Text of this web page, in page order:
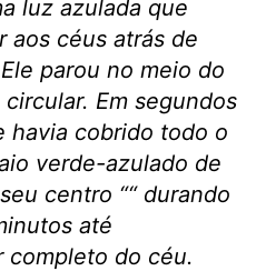
luz azulada que
aos céus atrás de
parou no meio do
Em segundos
havia cobrido todo o
verde-azulado de
centro ““ durando
até
completo do céu.